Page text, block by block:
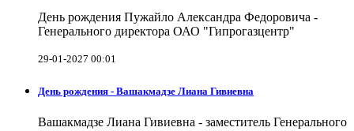
День рождения Пужайло Александра Федоровича -
Генерального директора ОАО "Гипрогазцентр"
29-01-2027 00:01
День рождения - Вашакмадзе Лиана Гивиевна
Вашакмадзе Лиана Гивиевна - заместитель Генерального